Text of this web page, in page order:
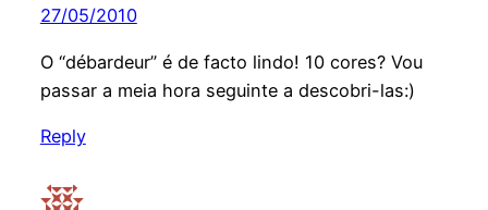
27/05/2010
O “débardeur” é de facto lindo! 10 cores? Vou
passar a meia hora seguinte a descobri-las:)
Reply